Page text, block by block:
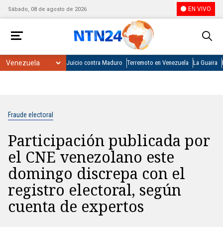
Sábado, 08 de agosto de 2026 EN VIVO
Juicio contra Maduro Terremoto en Venezuela La Guaira
Fraude electoral
Participación publicada por
el CNE venezolano este
domingo discrepa con el
registro electoral, según
cuenta de expertos